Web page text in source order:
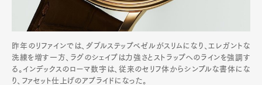
昨年のリファインでは、ダブルステップベゼルがスリムになり、エレガントな
洗練を増す一方、ラグのシェイプは力強さとストラップへのラインを強調す
る。インデックスのローマ数字は、従来のセリフ体からシンプルな書体にな
り、ファセット仕上げのアプライドになった。